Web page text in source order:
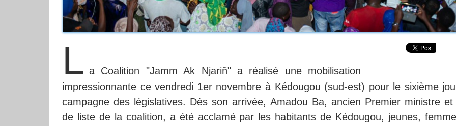
L a Coalition "Jamm Ak Njariñ" a réalisé une mobilisation
impressionnante ce vendredi 1er novembre à Kédougou (sud-est) pour le sixième
campagne des législatives. Dès son arrivée, Amadou Ba, ancien Premier ministre
de liste de la coalition, a été acclamé par les habitants de Kédougou, jeunes,